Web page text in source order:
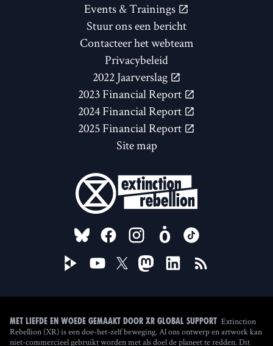
Events & Trainings
Stuur ons een bericht
Contacteer het webteam
Privacybeleid
2022 Jaarverslag
2023 Financial Report
2024 Financial Report
2025 Financial Report
Site map
FOLLOW US ON
Met liefde en woede gemaakt door XR Global Support Extinction
Rebellion (XR) is een doe-het-zelf beweging. Al ons ontwerp en artwork kan
niet-commercieel gebruikt worden met als doel de planeet te redden. Dit